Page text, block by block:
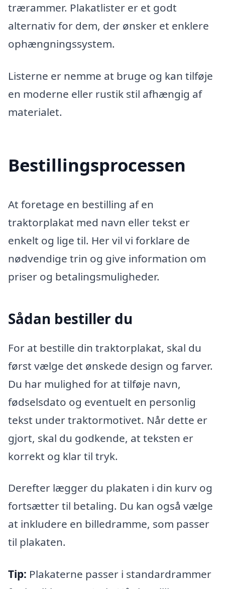
trærammer. Plakatlister er et godt
alternativ for dem, der ønsker et enklere
ophængningssystem.
Listerne er nemme at bruge og kan tilføje
en moderne eller rustik stil afhængig af
materialet.
Bestillingsprocessen
At foretage en bestilling af en
traktorplakat med navn eller tekst er
enkelt og lige til. Her vil vi forklare de
nødvendige trin og give information om
priser og betalingsmuligheder.
Sådan bestiller du
For at bestille din traktorplakat, skal du
først vælge det ønskede design og farver.
Du har mulighed for at tilføje navn,
fødselsdato og eventuelt en personlig
tekst under traktormotivet. Når dette er
gjort, skal du godkende, at teksten er
korrekt og klar til tryk.
Derefter lægger du plakaten i din kurv og
fortsætter til betaling. Du kan også vælge
at inkludere en billedramme, som passer
til plakaten.
Tip: Plakaterne passer i standardrammer